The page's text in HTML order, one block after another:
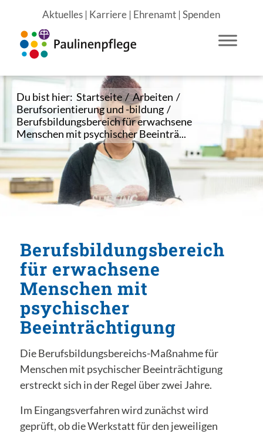
Aktuelles | Karriere | Ehrenamt |Spenden
Du bist hier: Startseite / Arbeiten /
Berufsorientierung und -bildung /
Berufsbildungsbereich für erwachsene
Menschen mit psychischer Beeinträ...
Berufsbildungsbereich
für erwachsene
Menschen mit
psychischer
Beeinträchtigung
Die Berufsbildungsbereichs-Maßnahme für
Menschen mit psychischer Beeinträchtigung
erstreckt sich in der Regel über zwei Jahre.
Im Eingangsverfahren wird zunächst wird
geprüft, ob die Werkstatt für den jeweiligen